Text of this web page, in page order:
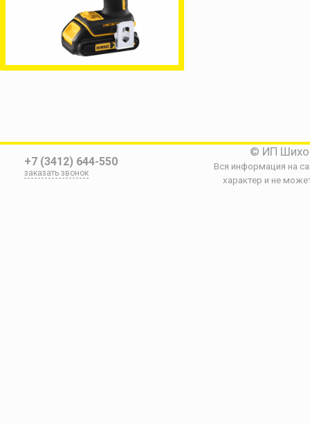
+7 (3412) 644-550
заказать звонок
© ИП
Вся информация на
характер и не